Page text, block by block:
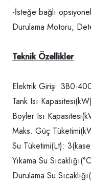
-İsteğe bağlı
Durulama Motoru,
Teknik Özellikler
Elektrik Girişi: 380-
Tank Isı
Boyler Isı
Maks. Güç
Su Tüketimi(Lt):
Yıkama Su
Durulama Su